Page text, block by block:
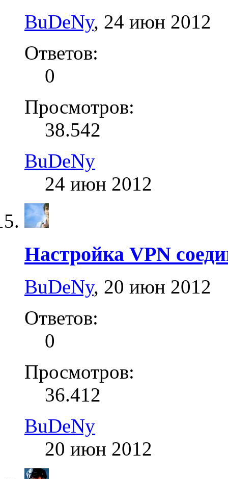
BuDeNy, 24 июн 2012
Ответов:
0
Просмотров:
38.542
BuDeNy
24 июн 2012
Настройка VPN
BuDeNy, 20 июн 2012
Ответов:
0
Просмотров:
36.412
BuDeNy
20 июн 2012